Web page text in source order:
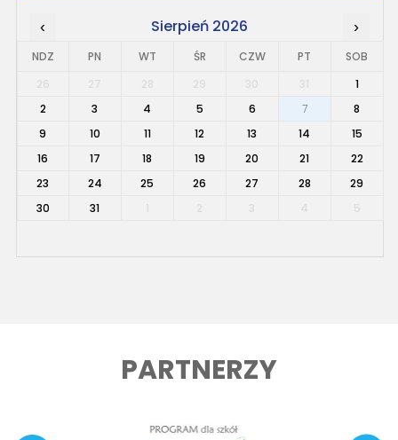
‹ Sierpień 2026 ›
NDZ PN WT ŚR CZW PT
SOB
1
2
3 4 5 6 7
8
9
10 11 12 13 14
15
16
17 18 19 20 21
22
23
24 25 26 27 28
29
30
31
PARTNERZY